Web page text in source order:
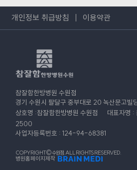
개인정보 취급방침 이용약관
참잘함한방병원 수원점
경기 수원시 팔달구 중부대로 20 녹산문고빌
상호명 :참잘함한방병원 수원점
대표자명 :
2500
사업자등록번호 : 124-94-68381
COPYRIGHT© 수원점. ALL RIGHTS RESERVED.
병원홈페이지제작